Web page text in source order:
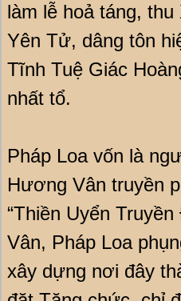
làm lễ hoả táng,
Yên Tử, dâng tôn
Tĩnh Tuệ Giác
nhất tổ.
Pháp Loa vốn là
Hương Vân truyền
“Thiền Uyển
Vân, Pháp Loa
xây dựng nơi đây